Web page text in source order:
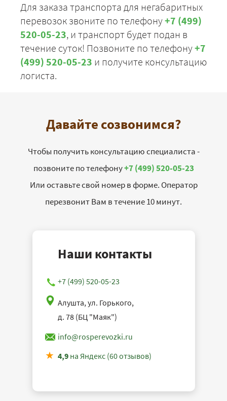
Для заказа транспорта для негабаритных
перевозок звоните по телефону+7 (499)
520-05-23, и транспорт будет подан в
течение суток! Позвоните по телефону+7
(499) 520-05-23 и получите консультацию
логиста.
Давайте созвонимся?
Чтобы получить консультацию специалиста -
позвоните по телефону+7 (499) 520-05-23
Или оставьте свой номер в форме. Оператор
перезвонит Вам в течение 10 минут.
Наши контакты
+7 (499) 520-05-23
Алушта, ул. Горького,
д. 78 (БЦ "Маяк")
info@rosperevozki.ru
4,9на Яндекс (60 отзывов)